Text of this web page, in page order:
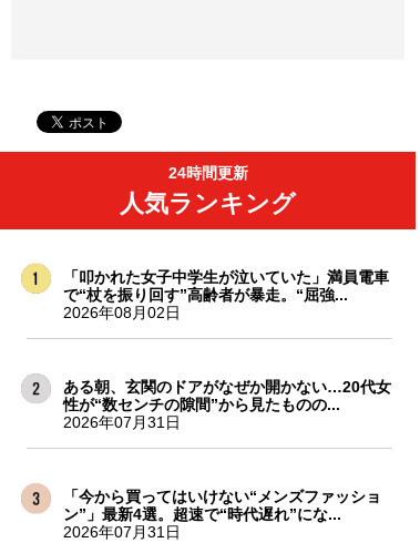
24時間更新
人気ランキング
「叩かれた女子中学生が泣いていた」満員電車
で“杖を振り回す”高齢者が暴走。“屈強...
2026年08月02日
ある朝、玄関のドアがなぜか開かない…20代女
性が“数センチの隙間”から見たものの...
2026年07月31日
「今から買ってはいけない“メンズファッショ
ン”」最新4選。超速で“時代遅れ”にな...
2026年07月31日